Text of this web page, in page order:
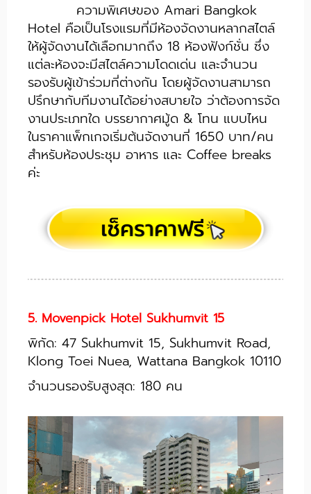
ความพิเศษของ Amari Bangkok
Hotel คือเป็นโรงแรมที่มีห้องจัดงานหลากสไตล์
ให้ผู้จัดงานได้เลือกมากถึง 18 ห้องฟังก์ชั่น ซึ่ง
แต่ละห้องจะมีสไตล์ความโดดเด่น และจำนวน
รองรับผู้เข้าร่วมที่ต่างกัน โดยผู้จัดงานสามารถ
ปรึกษากับทีมงานได้อย่างสบายใจ ว่าต้องการจัด
งานประเภทใด บรรยากาศมู้ด & โทน แบบไหน
ในราคาแพ็กเกจเริ่มต้นจัดงานที่ 1650 บาท/คน
สำหรับห้องประชุม อาหาร และ Coffee breaks
ค่ะ
5. Movenpick Hotel Sukhumvit 15
พิกัด: 47 Sukhumvit 15, Sukhumvit Road,
Klong Toei Nuea, Wattana Bangkok 10110
จำนวนรองรับสูงสุด: 180 คน